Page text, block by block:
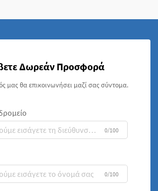
Δωρεάν Προσφορά
μας θα επικοινωνήσει μαζί σας σύντομα.
0/100
0/100